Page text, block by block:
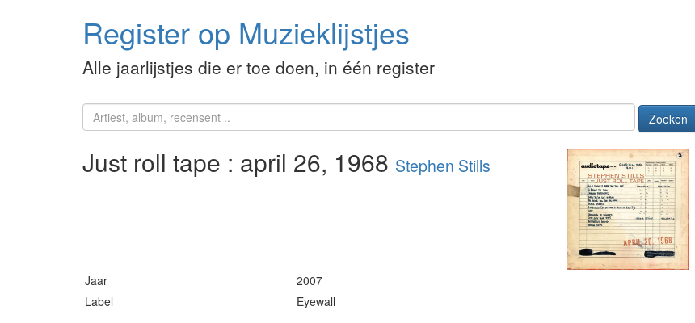
Register op Muzieklijstjes
Alle jaarlijstjes die er toe doen, in één register
Zoeken
Just roll tape : april 26, 1968 Stephen Stills
Jaar
2007
Label
Eyewall